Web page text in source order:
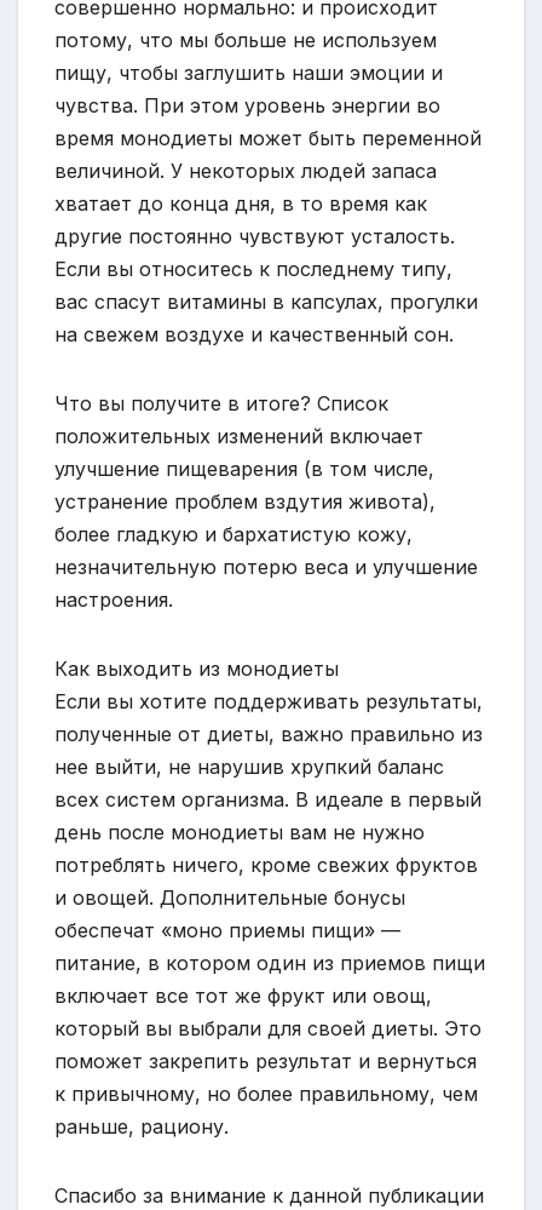
совершенно нормально: и происходит
потому, что мы больше не используем
пищу, чтобы заглушить наши эмоции и
чувства. При этом уровень энергии во
время монодиеты может быть переменной
величиной. У некоторых людей запаса
хватает до конца дня, в то время как
другие постоянно чувствуют усталость.
Если вы относитесь к последнему типу,
вас спасут витамины в капсулах, прогулки
на свежем воздухе и качественный сон.
Что вы получите в итоге? Список
положительных изменений включает
улучшение пищеварения (в том числе,
устранение проблем вздутия живота),
более гладкую и бархатистую кожу,
незначительную потерю веса и улучшение
настроения.
Как выходить из монодиеты
Если вы хотите поддерживать результаты,
полученные от диеты, важно правильно из
нее выйти, не нарушив хрупкий баланс
всех систем организма. В идеале в первый
день после монодиеты вам не нужно
потреблять ничего, кроме свежих фруктов
и овощей. Дополнительные бонусы
обеспечат «моно приемы пищи» —
питание, в котором один из приемов пищи
включает все тот же фрукт или овощ,
который вы выбрали для своей диеты. Это
поможет закрепить результат и вернуться
к привычному, но более правильному, чем
раньше, рациону.
Спасибо за внимание к данной публикации